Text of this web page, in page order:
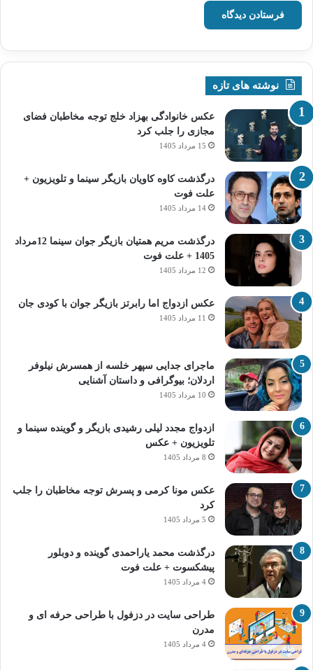
نوشته های تازه
عکس خانوادگی بهزاد خلج توجه مخاطبان فضای
مجازی را جلب کرد
15 مرداد 1405
درگذشت کاوه کاویان بازیگر سینما و تلویزیون +
علت فوت
14 مرداد 1405
درگذشت مریم همتیان بازیگر جوان سینما 12مرداد
1405 + علت فوت
12 مرداد 1405
عکس ازدواج اما رابرتز بازیگر جوان با کودی جان
11 مرداد 1405
ماجرای جدایی سپهر خلسه از همسرش نیلوفر
اردلان؛ بیوگرافی و داستان آشنایی
10 مرداد 1405
ازدواج مجدد لیلی رشیدی بازیگر و گوینده سینما و
تلویزیون + عکس
8 مرداد 1405
عکس مونا کرمی و پسرش توجه مخاطبان را جلب
کرد
5 مرداد 1405
درگذشت محمد یاراحمدی گوینده و دوبلور
پیشکسوت + علت فوت
4 مرداد 1405
طراحی سایت در دزفول با طراحی حرفه‌ ای و
مدرن
4 مرداد 1405